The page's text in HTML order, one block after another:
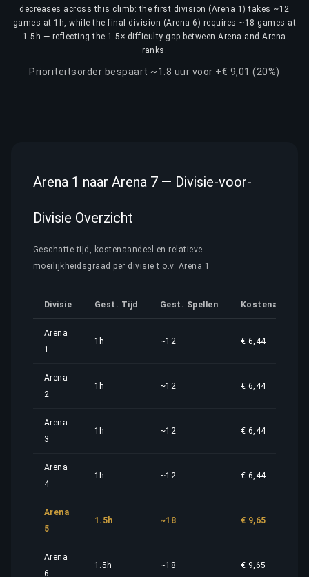
decreases across this climb: the first division (Arena 1) takes ~12
games at 1h, while the final division (Arena 6) requires ~18 games at
1.5h — reflecting the 1.5× difficulty gap between Arena and Arena
ranks.
Prioriteitsorder bespaart ~1.8 uur voor +€ 9,01 (20%)
Arena 1 naar Arena 7 — Divisie-voor-
Divisie Overzicht
Geschatte tijd, kostenaandeel en relatieve
moeilijkheidsgraad per divisie t.o.v. Arena 1
Divisie Gest. Tijd Gest. Spellen Kostenaandeel
Arena
1
1h ~12 € 6,44
Arena
2
1h ~12 € 6,44
Arena
3
1h ~12 € 6,44
Arena
4
1h ~12 € 6,44
Arena
5
1.5h ~18 € 9,65
Arena
6
1.5h ~18 € 9,65